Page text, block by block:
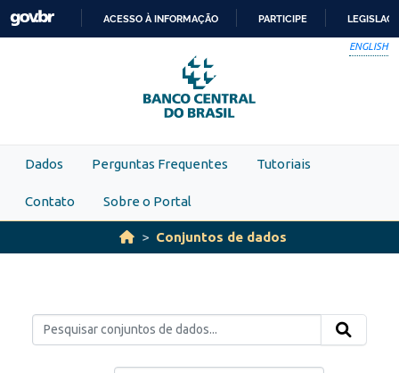
Skip to main content
PARA
O
CONTEÚDO
ACESSO À INFORMAÇÃO PARTICIPE
ENGLISH
Dados Perguntas Frequentes Tutoriais
Contato Sobre o Portal
Conjuntos de dados